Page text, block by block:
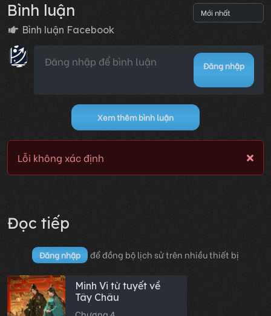
Bình luận
Bình luận Facebook
Đăng nhập
Xem thêm bình luận
Lỗi không xác định
Đọc tiếp
Đăng nhập để đồng bộ lịch sử trên nhiều thiết bị
Minh Vi từ tuyết về
Tây Châu